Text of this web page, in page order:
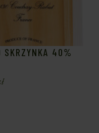
SKRZYNKA 40%